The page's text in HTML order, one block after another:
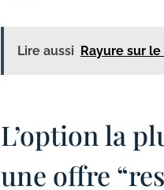
Lire aussi Rayure sur
L’option la
une offre